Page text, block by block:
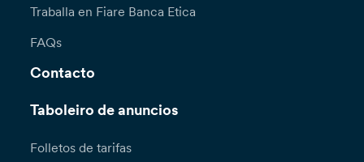
Traballa en Fiare Banca Etica
FAQs
Contacto
Taboleiro de anuncios
Folletos de tarifas